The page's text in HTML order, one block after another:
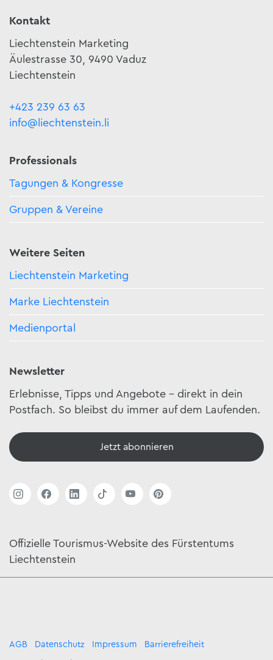
Kontakt
Liechtenstein Marketing
Äulestrasse 30, 9490 Vaduz
Liechtenstein
+423 239 63 63
info@liechtenstein.li
Professionals
Tagungen & Kongresse
Gruppen & Vereine
Weitere Seiten
Liechtenstein Marketing
Marke Liechtenstein
Medienportal
Newsletter
Erlebnisse, Tipps und Angebote – direkt in dein
Postfach. So bleibst du immer auf dem Laufenden.
Jetzt abonnieren
Offizielle Tourismus-Website des Fürstentums
Liechtenstein
AGB Datenschutz Impressum Barrierefreiheit